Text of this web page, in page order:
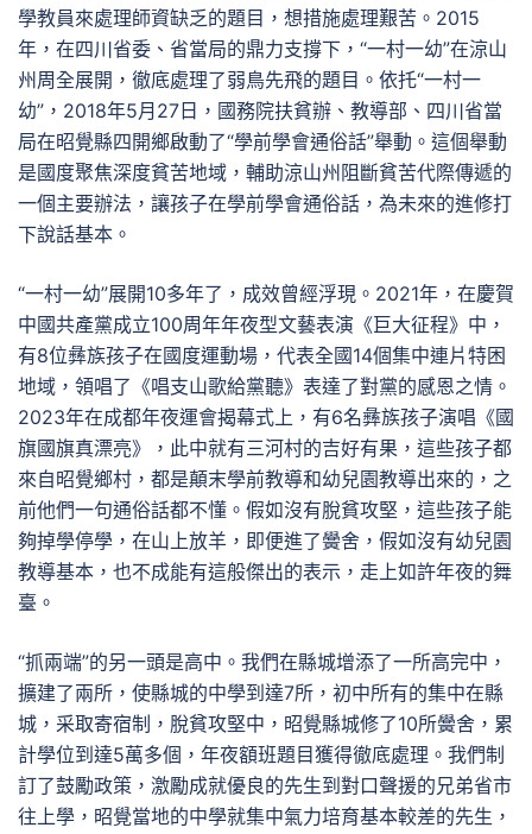
學教員來處理師資缺乏的題目，想措施處理艱苦。2015
年，在四川省委、省當局的鼎力支撐下，“一村一幼”在涼山
州周全展開，徹底處理了弱鳥先飛的題目。依托“一村一
幼”，2018年5月27日，國務院扶貧辦、教導部、四川省當
局在昭覺縣四開鄉啟動了“學前學會通俗話”舉動。這個舉動
是國度聚焦深度貧苦地域，輔助涼山州阻斷貧苦代際傳遞的
一個主要辦法，讓孩子在學前學會通俗話，為未來的進修打
下說話基本。
“一村一幼”展開10多年了，成效曾經浮現。2021年，在慶賀
中國共產黨成立100周年年夜型文藝表演《巨大征程》中，
有8位彝族孩子在國度運動場，代表全國14個集中連片特困
地域，領唱了《唱支山歌給黨聽》表達了對黨的感恩之情。
2023年在成都年夜運會揭幕式上，有6名彝族孩子演唱《國
旗國旗真漂亮》，此中就有三河村的吉好有果，這些孩子都
來自昭覺鄉村，都是顛末學前教導和幼兒園教導出來的，之
前他們一句通俗話都不懂。假如沒有脫貧攻堅，這些孩子能
夠掉學停學，在山上放羊，即便進了黌舍，假如沒有幼兒園
教導基本，也不成能有這般傑出的表示，走上如許年夜的舞
臺。
“抓兩端”的另一頭是高中。我們在縣城增添了一所高完中，
擴建了兩所，使縣城的中學到達7所，初中所有的集中在縣
城，采取寄宿制，脫貧攻堅中，昭覺縣城修了10所黌舍，累
計學位到達5萬多個，年夜額班題目獲得徹底處理。我們制
訂了鼓勵政策，激勵成就優良的先生到對口聲援的兄弟省市
往上學，昭覺當地的中學就集中氣力培育基本較差的先生，